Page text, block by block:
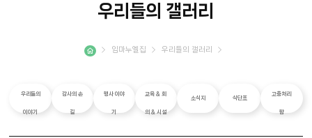
우리들의 갤러리
임마누엘집 우리들의 갤러리
우리들의
이야기
감사의 손
길
행사 이야
기
교육 & 회
의 & 시설
소식지 식단표
고충처리
함